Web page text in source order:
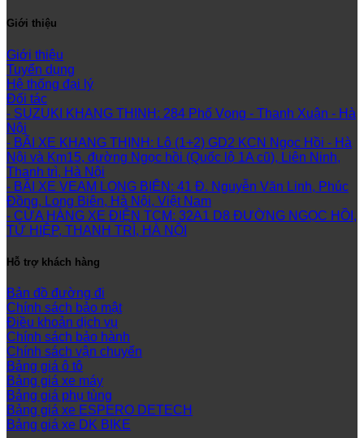
Giới thiệu
Giới thiệu
Tuyển dụng
Hệ thống đại lý
Đối tác
- SUZUKI KHANG THINH: 284 Phố Vọng - Thanh Xuân - Hà
Nội
- BÃI XE KHANG THỊNH: Lô (1+2) GD2 KCN Ngọc Hồi - Hà
Nội và Km15, đường Ngọc hồi (Quốc lộ 1A cũ), Liên Ninh,
Thanh trì, Hà Nội
- BÃI XE VEAM LONG BIÊN: 41 Đ. Nguyễn Văn Linh, Phúc
Đồng, Long Biên, Hà Nội, Việt Nam
- CỬA HÀNG XE ĐIỆN TCM: 32A1 D8 ĐƯỜNG NGỌC HỒI,
TỨ HIỆP, THANH TRÌ, HÀ NỘI
Hỗ trợ khách hàng
Bản đồ đường đi
Chính sách bảo mật
Điều khoản dịch vụ
Chính sách bảo hành
Chính sách vận chuyển
Bảng giá ô tô
Bảng giá xe máy
Bảng giá phụ tùng
Bảng giá xe ESPERO DETECH
Bảng giá xe DK BIKE